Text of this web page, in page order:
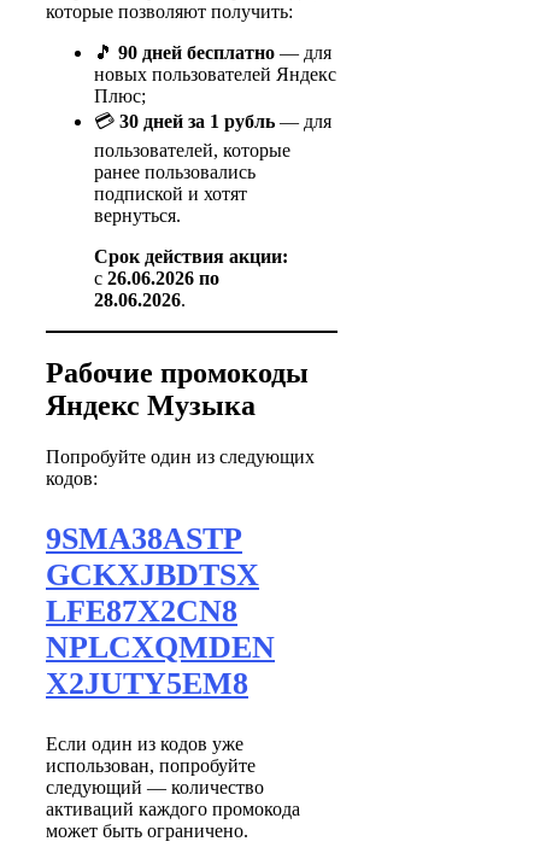
которые позволяют получить:
🎵 90 дней бесплатно — для
новых пользователей Яндекс
Плюс;
💳 30 дней за 1 рубль — для
пользователей, которые
ранее пользовались
подпиской и хотят
вернуться.
Срок действия акции:
с 26.06.2026 по
28.06.2026.
Рабочие промокоды
Яндекс Музыка
Попробуйте один из следующих
кодов:
9SMA38ASTP
GCKXJBDTSX
LFE87X2CN8
NPLCXQMDEN
X2JUTY5EM8
Если один из кодов уже
использован, попробуйте
следующий — количество
активаций каждого промокода
может быть ограничено.